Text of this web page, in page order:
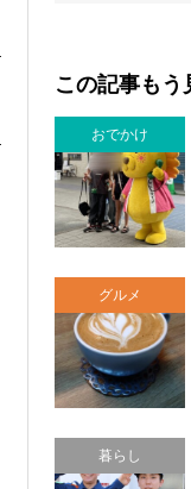
この記事もう
おでかけ
グルメ
暮らし